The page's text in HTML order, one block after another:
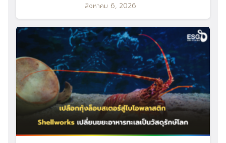
สิงหาคม 6, 2026